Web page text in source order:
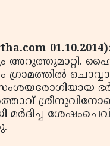
01.10.2014)
അറുത്തുമാറ്റി.
ഗ്രാമത്തില്‍
മര്‍ദിച്ച